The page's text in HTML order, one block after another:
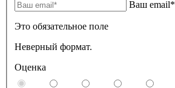
Ваш email*
Это обязательное поле
Неверный формат.
Оценка